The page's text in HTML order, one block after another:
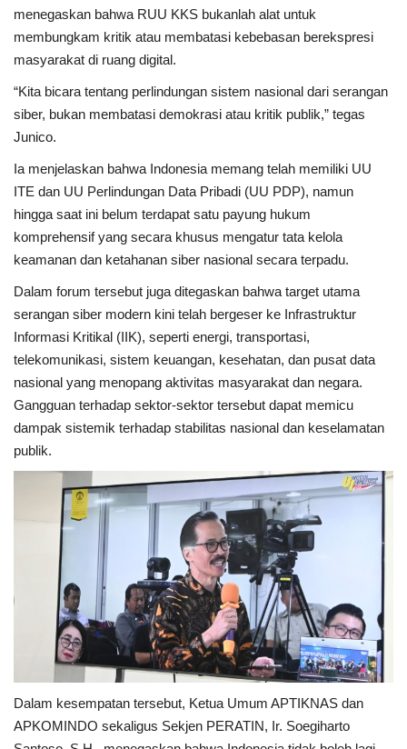
menegaskan bahwa RUU KKS bukanlah alat untuk
membungkam kritik atau membatasi kebebasan berekspresi
masyarakat di ruang digital.
“Kita bicara tentang perlindungan sistem nasional dari serangan
siber, bukan membatasi demokrasi atau kritik publik,” tegas
Junico.
Ia menjelaskan bahwa Indonesia memang telah memiliki UU
ITE dan UU Perlindungan Data Pribadi (UU PDP), namun
hingga saat ini belum terdapat satu payung hukum
komprehensif yang secara khusus mengatur tata kelola
keamanan dan ketahanan siber nasional secara terpadu.
Dalam forum tersebut juga ditegaskan bahwa target utama
serangan siber modern kini telah bergeser ke Infrastruktur
Informasi Kritikal (IIK), seperti energi, transportasi,
telekomunikasi, sistem keuangan, kesehatan, dan pusat data
nasional yang menopang aktivitas masyarakat dan negara.
Gangguan terhadap sektor-sektor tersebut dapat memicu
dampak sistemik terhadap stabilitas nasional dan keselamatan
publik.
Dalam kesempatan tersebut, Ketua Umum APTIKNAS dan
APKOMINDO sekaligus Sekjen PERATIN, Ir. Soegiharto